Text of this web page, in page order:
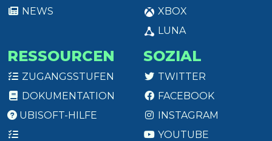
NEWS
XBOX
LUNA
RESSOURCEN
ZUGANGSSTUFEN
DOKUMENTATION
UBISOFT-HILFE
SOZIAL
TWITTER
FACEBOOK
INSTAGRAM
YOUTUBE